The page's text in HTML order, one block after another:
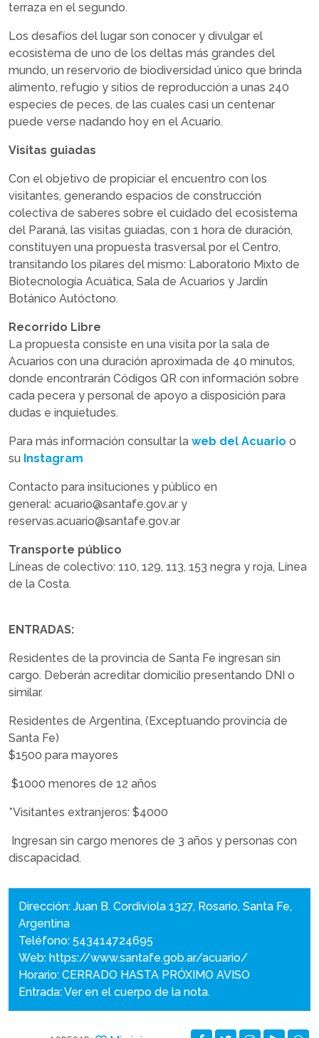
terraza en el segundo.
Los desafíos del lugar son conocer y divulgar el
ecosistema de uno de los deltas más grandes del
mundo, un reservorio de biodiversidad único que brinda
alimento, refugio y sitios de reproducción a unas 240
especies de peces, de las cuales casi un centenar
puede verse nadando hoy en el Acuario.
Visitas guiadas
Con el objetivo de propiciar el encuentro con los
visitantes, generando espacios de construcción
colectiva de saberes sobre el cuidado del ecosistema
del Paraná, las visitas guiadas, con 1 hora de duración,
constituyen una propuesta trasversal por el Centro,
transitando los pilares del mismo: Laboratorio Mixto de
Biotecnología Acuática, Sala de Acuarios y Jardín
Botánico Autóctono.
Recorrido Libre
La propuesta consiste en una visita por la sala de
Acuarios con una duración aproximada de 40 minutos,
donde encontrarán Códigos QR con información sobre
cada pecera y personal de apoyo a disposición para
dudas e inquietudes.
Para más información consultar la web del Acuario o
su Instagram
Contacto para insituciones y público en
general: acuario@santafe.gov.ar y
reservas.acuario@santafe.gov.ar
Transporte público
Líneas de colectivo: 110, 129, 113, 153 negra y roja, Línea
de la Costa.
ENTRADAS:
Residentes de la provincia de Santa Fe ingresan sin
cargo. Deberán acreditar domicilio presentando DNI o
similar.
Residentes de Argentina, (Exceptuando provincia de
Santa Fe)
$1500 para mayores
$1000 menores de 12 años
*Visitantes extranjeros: $4000
Ingresan sin cargo menores de 3 años y personas con
discapacidad.
Dirección: Juan B. Cordiviola 1327, Rosario, Santa Fe,
Argentina
Teléfono: 543414724695
Web: https://www.santafe.gob.ar/acuario/
Horario: CERRADO HASTA PRÓXIMO AVISO
Entrada: Ver en el cuerpo de la nota.